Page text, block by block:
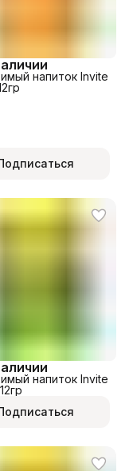
напиток Invite
напиток Invite